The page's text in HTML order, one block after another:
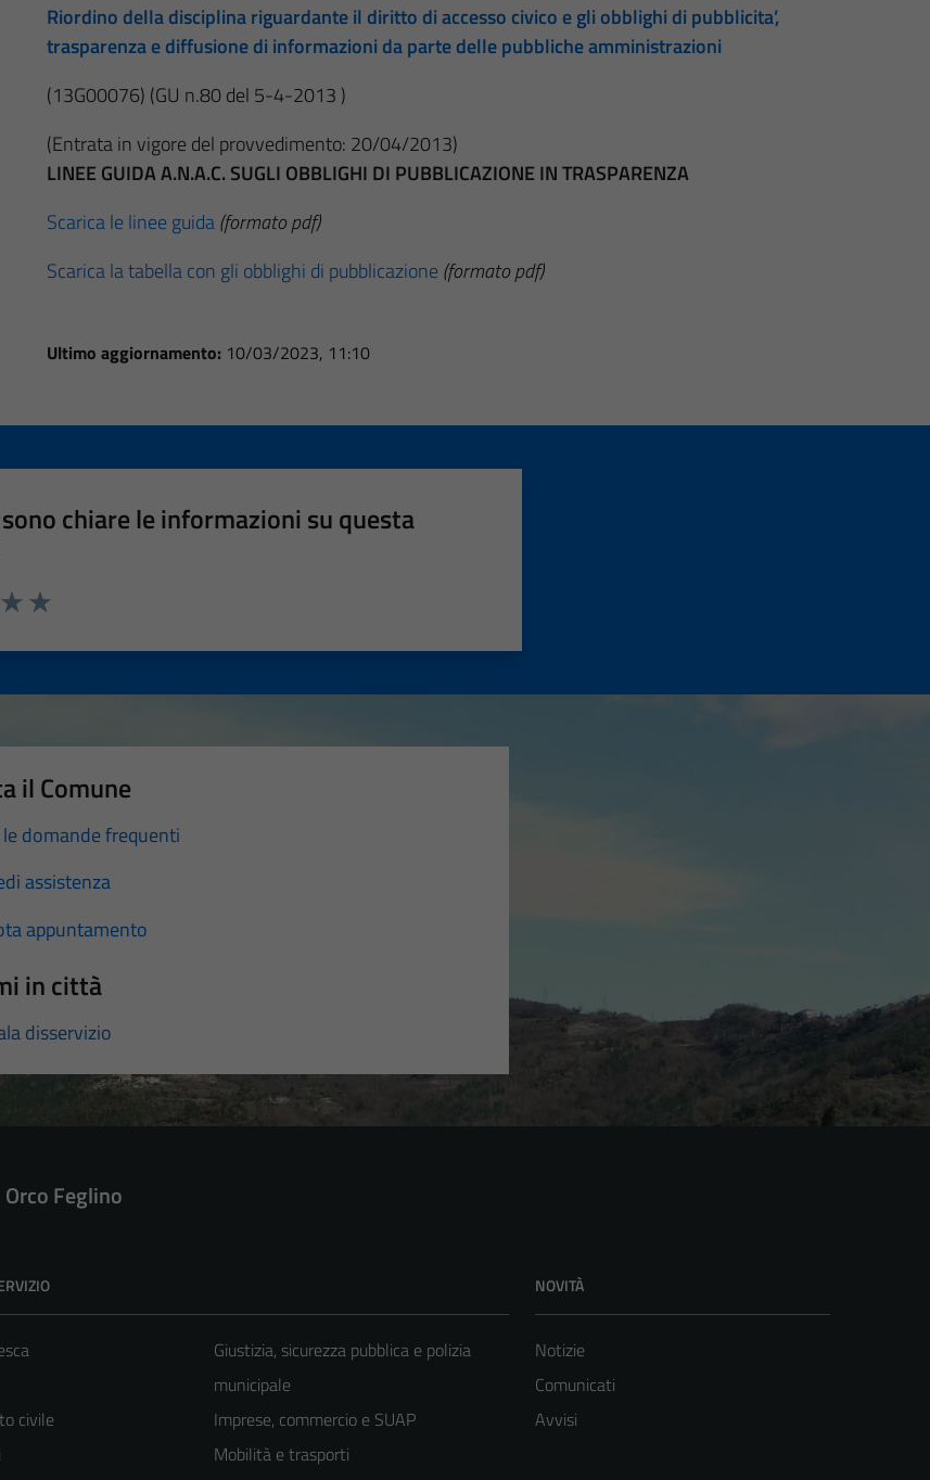
Riordino della disciplina riguardante il diritto di accesso civico e gli obblighi di pubblicita’,
trasparenza e diffusione di informazioni da parte delle pubbliche amministrazioni
(13G00076) (GU n.80 del 5-4-2013 )
(Entrata in vigore del provvedimento: 20/04/2013)
LINEE GUIDA A.N.A.C. SUGLI OBBLIGHI DI PUBBLICAZIONE IN TRASPARENZA
Scarica le linee guida(formato pdf)
Scarica la tabella con gli obblighi di pubblicazione (formato pdf)
Ultimo aggiornamento: 10/03/2023, 11:10
chiare le informazioni su questa
il Comune
le domande frequenti
assistenza
appuntamento
in città
disservizio
Feglino
civile
Giustizia, sicurezza pubblica e polizia
municipale
Imprese, commercio e SUAP
Mobilità e trasporti
NOVITÀ
Notizie
Comunicati
Avvisi